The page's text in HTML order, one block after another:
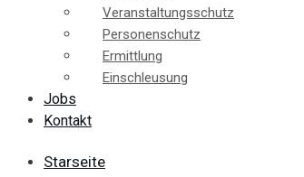
Veranstaltungsschutz
Personenschutz
Ermittlung
Einschleusung
Jobs
Kontakt
Starseite